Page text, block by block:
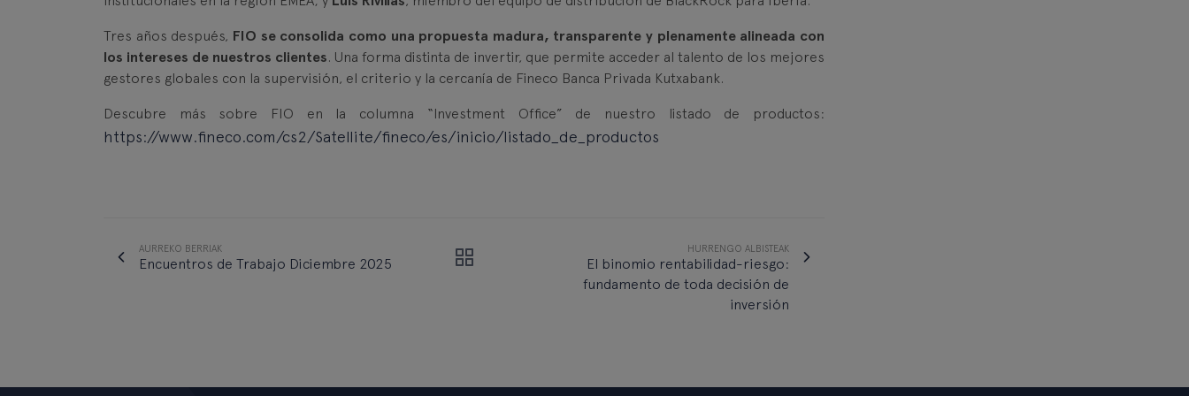
Tres años después, FIO se consolida como una propuesta madura, transparente y plenamente alineada con
los intereses de nuestros clientes. Una forma distinta de invertir, que permite acceder al talento de los mejores
gestores globales con la supervisión, el criterio y la cercanía de Fineco Banca Privada Kutxabank.
Descubre más sobre FIO en la columna “Investment Office” de nuestro listado de productos:
https://www.fineco.com/cs2/Satellite/fineco/es/inicio/listado_de_productos
AURREKO BERRIAK
Encuentros de Trabajo Diciembre 2025
HURRENGO ALBISTEAK
El binomio rentabilidad-riesgo:
fundamento de toda decisión de
inversión